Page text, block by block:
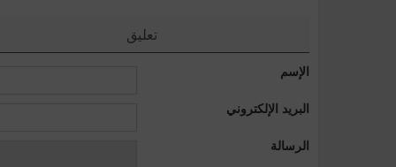
تعليق
الإسم
البريد الإلكتروني
الرسالة